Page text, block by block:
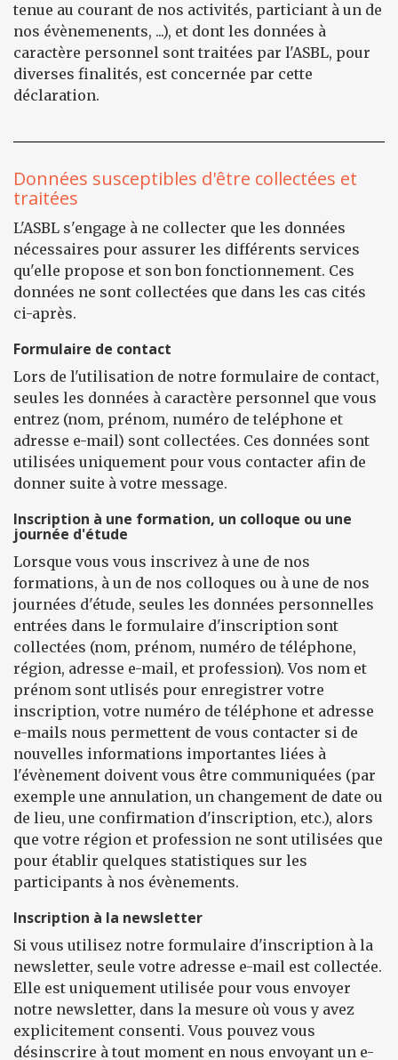
tenue au courant de nos activités, particiant à un de
nos évènemenents, ...), et dont les données à
caractère personnel sont traitées par l'ASBL, pour
diverses finalités, est concernée par cette
déclaration.
Données susceptibles d'être collectées et
traitées
L'ASBL s'engage à ne collecter que les données
nécessaires pour assurer les différents services
qu'elle propose et son bon fonctionnement. Ces
données ne sont collectées que dans les cas cités
ci-après.
Formulaire de contact
Lors de l'utilisation de notre formulaire de contact,
seules les données à caractère personnel que vous
entrez (nom, prénom, numéro de teléphone et
adresse e-mail) sont collectées. Ces données sont
utilisées uniquement pour vous contacter afin de
donner suite à votre message.
Inscription à une formation, un colloque ou une
journée d'étude
Lorsque vous vous inscrivez à une de nos
formations, à un de nos colloques ou à une de nos
journées d'étude, seules les données personnelles
entrées dans le formulaire d'inscription sont
collectées (nom, prénom, numéro de téléphone,
région, adresse e-mail, et profession). Vos nom et
prénom sont utlisés pour enregistrer votre
inscription, votre numéro de téléphone et adresse
e-mails nous permettent de vous contacter si de
nouvelles informations importantes liées à
l'évènement doivent vous être communiquées (par
exemple une annulation, un changement de date ou
de lieu, une confirmation d'inscription, etc.), alors
que votre région et profession ne sont utilisées que
pour établir quelques statistiques sur les
participants à nos évènements.
Inscription à la newsletter
Si vous utilisez notre formulaire d'inscription à la
newsletter, seule votre adresse e-mail est collectée.
Elle est uniquement utilisée pour vous envoyer
notre newsletter, dans la mesure où vous y avez
explicitement consenti. Vous pouvez vous
désinscrire à tout moment en nous envoyant un e-